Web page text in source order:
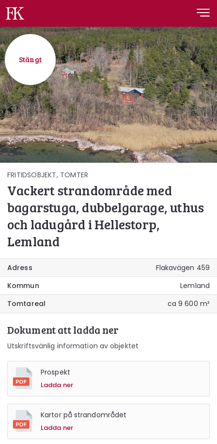
Fastighetskonsult
Stängt
FRITIDSOBJEKT, TOMTER
Vackert strandområde med
bagarstuga, dubbelgarage, uthus
och ladugård i Hellestorp,
Lemland
Adress
Flakavägen 459
Kommun
Lemland
Tomtareal
ca 9 600 m²
Dokument att ladda ner
Utskriftsvänlig information av objektet
Prospekt
Ladda ner
Kartor på strandområdet
Ladda ner